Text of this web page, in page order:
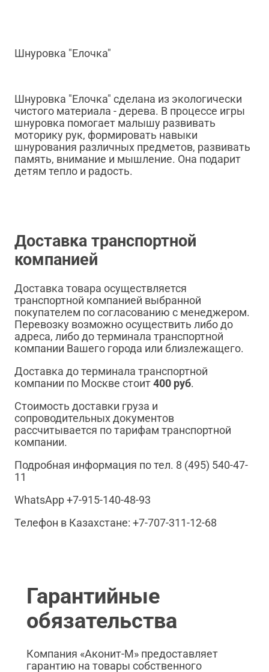
Шнуровка "Елочка"
Шнуровка "Елочка" сделана из экологически
чистого материала - дерева. В процессе игры
шнуровка помогает малышу развивать
моторику рук, формировать навыки
шнурования различных предметов, развивать
память, внимание и мышление. Она подарит
детям тепло и радость.
Доставка транспортной
компанией
Доставка товара осуществляется
транспортной компанией выбранной
покупателем по согласованию с менеджером.
Перевозку возможно осуществить либо до
адреса, либо до терминала транспортной
компании Вашего города или близлежащего.
Доставка до терминала транспортной
компании по Москве стоит400 руб.
Стоимость доставки груза и
сопроводительных документов
рассчитывается по тарифам транспортной
компании.
Подробная информация по тел. 8 (495) 540-47-
11
WhatsApp +7-915-140-48-93
Телефон в Казахстане: +7-707-311-12-68
Гарантийные
обязательства
Компания «Аконит-М» предоставляет
гарантию на товары собственного